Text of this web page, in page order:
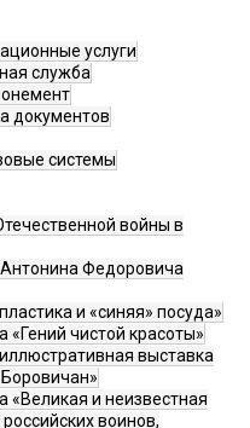
услуги
служба
документов
системы
войны в
Федоровича
и «синяя» посуда»
«Гений чистой красоты»
выставка
«Великая и неизвестная
воинов,